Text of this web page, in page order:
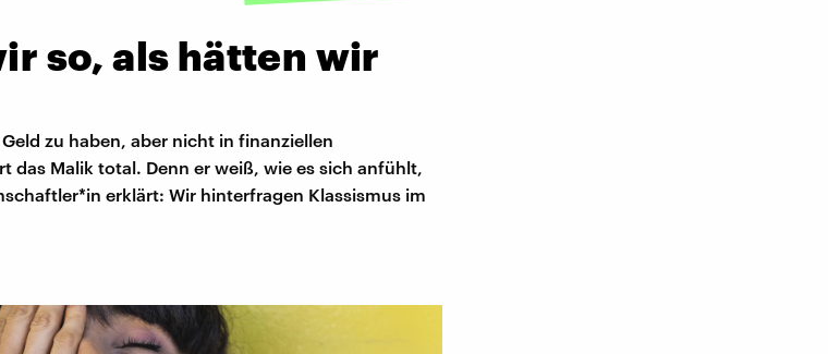
so, als hätten wir
zu haben, aber nicht in finanziellen
das Malik total. Denn er weiß, wie es sich anfühlt,
erklärt: Wir hinterfragen Klassismus im